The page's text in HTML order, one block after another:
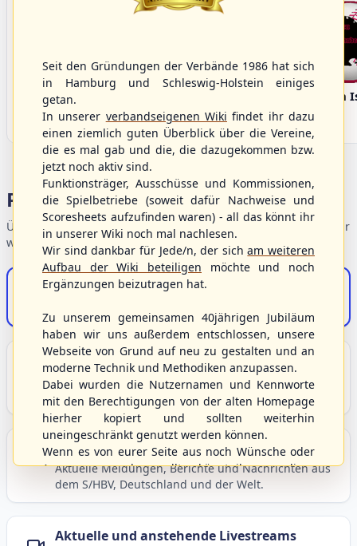
Bargenstedt
Beavers
Fehmarn
Portalbereiche
Übersicht der Verbandsbereiche – wählen Sie einen Einstieg für
weiterführende Informationen.
S/HBV-Shop
Unser Sport
Grundlagen und Hintergründe zu Baseball, Softball
und Baseball5.
Berichte und Neuigkeiten
Aktuelle Meldungen, Berichte und Nachrichten aus
dem S/HBV, Deutschland und der Welt.
Aktuelle und anstehende Livestreams
Seit den Gründungen der Verbände 1986 hat sich
in Hamburg und Schleswig-Holstein einiges
getan.
In unserer verbandseigenen Wiki findet ihr dazu
einen ziemlich guten Überblick über die Vereine,
die es mal gab und die, die dazugekommen bzw.
jetzt noch aktiv sind.
Funktionsträger, Ausschüsse und Kommissionen,
die Spielbetriebe (soweit dafür Nachweise und
Scoresheets aufzufinden waren) - all das könnt ihr
in unserer Wiki noch mal nachlesen.
Wir sind dankbar für Jede/n, der sicham weiteren
Aufbau der Wiki beteiligen möchte und noch
Ergänzungen beizutragen hat.
Zu unserem gemeinsamen 40jährigen Jubiläum
haben wir uns außerdem entschlossen, unsere
Webseite von Grund auf neu zu gestalten und an
moderne Technik und Methodiken anzupassen.
Dabei wurden die Nutzernamen und Kennworte
mit den Berechtigungen von der alten Homepage
hierher kopiert und sollten weiterhin
uneingeschränkt genutzt werden können.
Wenn es von eurer Seite aus noch Wünsche oder
Anregungen geben sollte, könnt ihr uns diese
gerne an die Verbandsadresseinfo@shbvnet.de
schicken.